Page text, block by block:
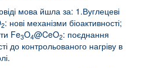
мова йшла за: 1.Вуглецеві
2: нові механізми біоактивності;
Fe3O4@CeO2: поєднання
до контрольованого нагріву в